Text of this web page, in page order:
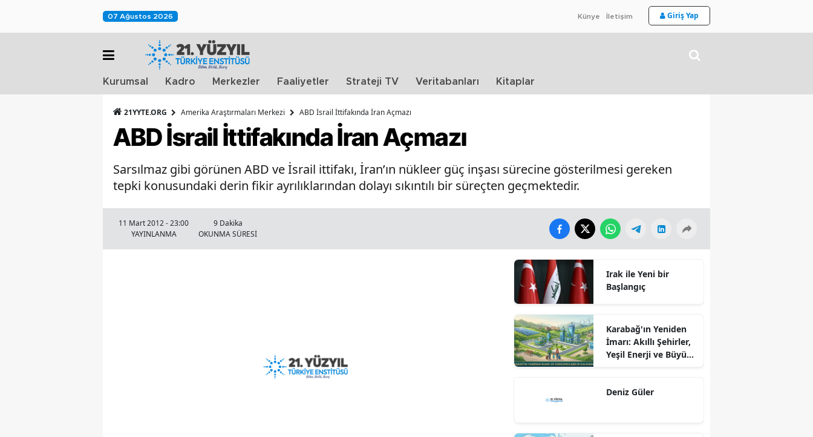
07 Ağustos 2026 Künye İletişim Giriş Yap
Kurumsal Kadro Merkezler Faaliyetler Strateji TV Veritabanları Kitaplar
21YYTE.ORG Amerika Araştırmaları Merkezi ABD İsrail İttifakında İran Açmazı
ABD İsrail İttifakında İran Açmazı
Sarsılmaz gibi görünen ABD ve İsrail ittifakı, İran’ın nükleer güç inşası sürecine gösterilmesi gereken
tepki konusundaki derin fikir ayrılıklarından dolayı sıkıntılı bir süreçten geçmektedir.
11 Mart 2012 - 23:00
YAYINLANMA
9 Dakika
OKUNMA SÜRESİ
Irak ile Yeni bir
Başlangıç
Karabağ'ın Yeniden
İmarı: Akıllı Şehirler,
Yeşil Enerji ve Büyük
Sürdürülebilir
Deniz Güler